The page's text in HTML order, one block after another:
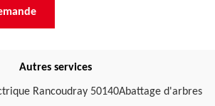
Autres services
Rancoudray 50140Abattage d'arbres